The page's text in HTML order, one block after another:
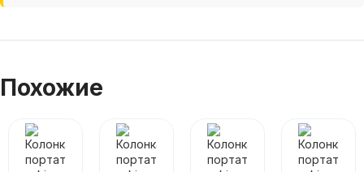
Похожие